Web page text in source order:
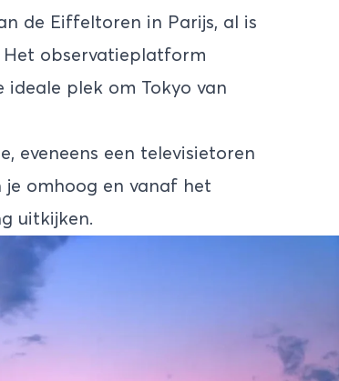
de Eiffeltoren in Parijs, al is
Het observatieplatform
ideale plek om Tokyo van
eveneens een televisietoren
je omhoog en vanaf het
uitkijken.